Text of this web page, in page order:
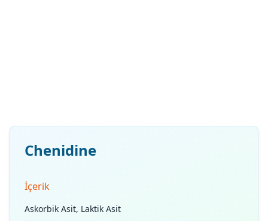
Chenidine
İçerik
Askorbik Asit, Laktik Asit